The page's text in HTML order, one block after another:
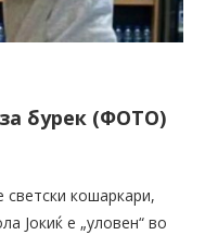
бурек (ФОТО)
светски кошаркари,
Јокиќ е „уловен“ во